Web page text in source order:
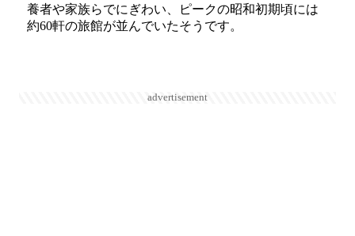
養者や家族らでにぎわい、ピークの昭和初期頃には
約60軒の旅館が並んでいたそうです。
advertisement